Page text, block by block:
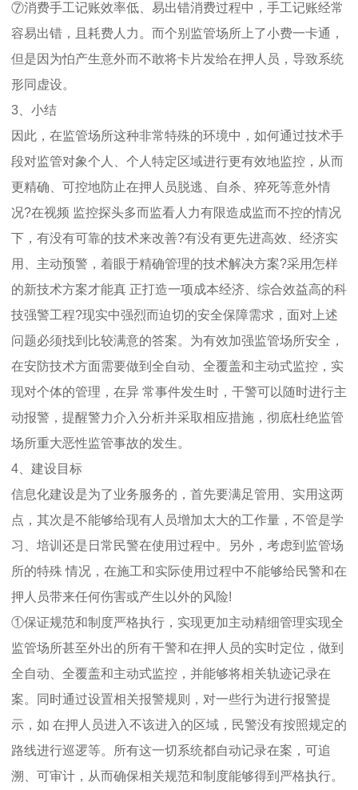
⑦消费手工记账效率低、易出错消费过程中，手工记账经常
容易出错，且耗费人力。而个别监管场所上了小费一卡通，
但是因为怕产生意外而不敢将卡片发给在押人员，导致系统
形同虚设。
3、小结
因此，在监管场所这种非常特殊的环境中，如何通过技术手
段对监管对象个人、个人特定区域进行更有效地监控，从而
更精确、可控地防止在押人员脱逃、自杀、猝死等意外情
况?在视频 监控探头多而监看人力有限造成监而不控的情况
下，有没有可靠的技术来改善?有没有更先进高效、经济实
用、主动预警，着眼于精确管理的技术解决方案?采用怎样
的新技术方案才能真 正打造一项成本经济、综合效益高的科
技强警工程?现实中强烈而迫切的安全保障需求，面对上述
问题必须找到比较满意的答案。为有效加强监管场所安全，
在安防技术方面需要做到全自动、全覆盖和主动式监控，实
现对个体的管理，在异 常事件发生时，干警可以随时进行主
动报警，提醒警力介入分析并采取相应措施，彻底杜绝监管
场所重大恶性监管事故的发生。
4、建设目标
信息化建设是为了业务服务的，首先要满足管用、实用这两
点，其次是不能够给现有人员增加太大的工作量，不管是学
习、培训还是日常民警在使用过程中。另外，考虑到监管场
所的特殊 情况，在施工和实际使用过程中不能够给民警和在
押人员带来任何伤害或产生以外的风险!
①保证规范和制度严格执行，实现更加主动精细管理实现全
监管场所甚至外出的所有干警和在押人员的实时定位，做到
全自动、全覆盖和主动式监控，并能够将相关轨迹记录在
案。同时通过设置相关报警规则，对一些行为进行报警提
示，如 在押人员进入不该进入的区域，民警没有按照规定的
路线进行巡逻等。所有这一切系统都自动记录在案，可追
溯、可审计，从而确保相关规范和制度能够得到严格执行。